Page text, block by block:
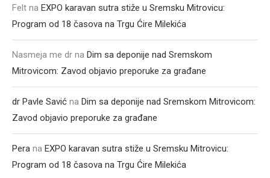
Felt na EXPO karavan sutra stiže u Sremsku Mitrovicu:
Program od 18 časova na Trgu Ćire Milekića
Nasmeja me dr na Dim sa deponije nad Sremskom
Mitrovicom: Zavod objavio preporuke za građane
dr Pavle Savić na Dim sa deponije nad Sremskom Mitrovicom:
Zavod objavio preporuke za građane
Pera na EXPO karavan sutra stiže u Sremsku Mitrovicu:
Program od 18 časova na Trgu Ćire Milekića